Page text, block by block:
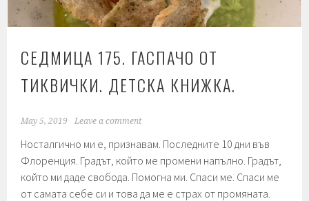
СЕДМИЦА 175. ГАСПАЧО ОТ
ТИКВИЧКИ. ДЕТСКA КНИЖКА.
May 5, 2019 Leave a comment
Носталгично ми е, признавам. Последните 10 дни във
Флоренция. Градът, който ме промени напълно. Градът,
който ми даде свобода. Помогна ми. Спаси ме. Спаси ме
от самата себе си и това да ме е страх от промяната.